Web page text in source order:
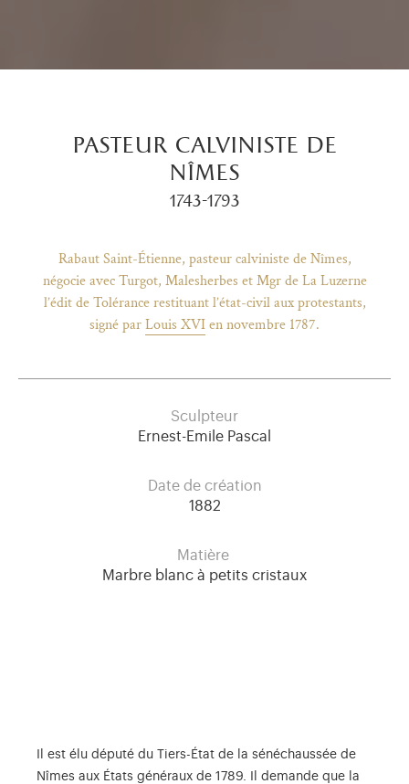
nouvel onglet)
fenêtre modale)
de l'application (ouverture dans un nouvel onglet)
pasteur calviniste de
nîmes
1743-1793
Rabaut Saint-Étienne, pasteur calviniste de Nîmes,
négocie avec Turgot, Malesherbes et Mgr de La Luzerne
l’édit de Tolérance restituant l’état-civil aux protestants,
signé parLouis XVIen novembre 1787.
Sculpteur
Ernest-Emile Pascal
Date de création
1882
Matière
Marbre blanc à petits cristaux
Il est élu député du Tiers-État de la sénéchaussée de
Nîmes aux États généraux de 1789. Il demande que la